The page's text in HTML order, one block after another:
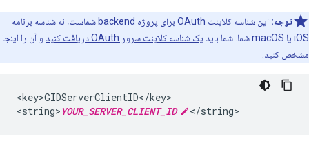
توجه:
این شناسه کلاینت OAuth برای پروژه backend شماست، نه شناسه برنامه
iOS یا macOS شما. شما باید
یک شناسه کلاینت سرور OAuth دریافت کنید
و آن را اینجا
مشخص کنید.
<key>GIDServerClientID</key>
<string> YOUR_SERVER_CLIENT_ID </string>